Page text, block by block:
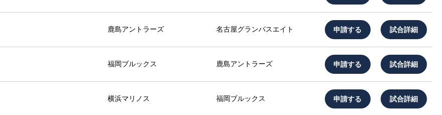
鹿島アントラーズ 名古屋グランパスエイト 申請する 試合詳細
福岡ブルックス 鹿島アントラーズ 申請する 試合詳細
横浜マリノス 福岡ブルックス 申請する 試合詳細